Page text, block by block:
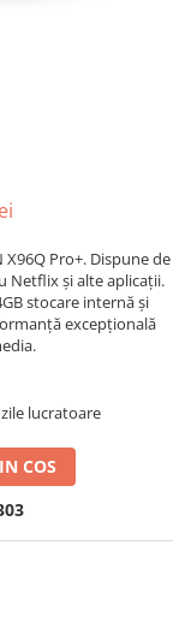
Pro+. Dispune de
Netflix și alte aplicații.
stocare internă și
excepțională
lucratoare
COS